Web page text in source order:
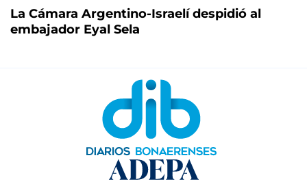
La Cámara Argentino-Israelí despidió al
embajador Eyal Sela